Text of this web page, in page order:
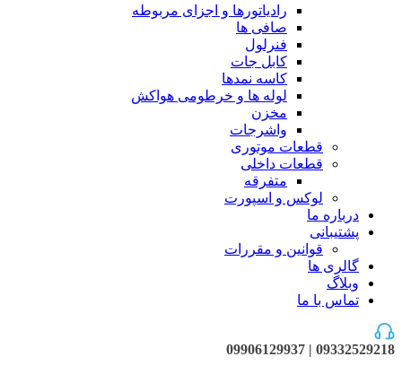
رادیاتورها و اجزای مربوطه
صافی ها
فنرلول
کابل جات
کاسه نمدها
لوله ها و خرطومی هواکش
مخزن
واشرجات
قطعات موتوری
قطعات داخلی
متفرقه
لوکس و اسپورت
درباره ما
پشتیبانی
قوانین و مقررات
گالری ها
وبلاگ
تماس با ما
09332529218 | 09906129937